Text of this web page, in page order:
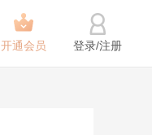
开通会员 登录/注册